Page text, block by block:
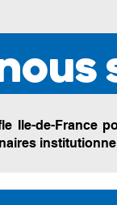
Ile-de-France